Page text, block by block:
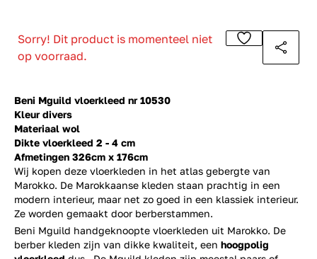
Beni Mguild vloerkleed nr 10530
Kleur divers
Materiaal wol
Dikte vloerkleed 2 - 4 cm
Afmetingen 326cm x 176cm
Wij kopen deze vloerkleden in het atlas gebergte van
Marokko. De Marokkaanse kleden staan prachtig in een
modern interieur, maar net zo goed in een klassiek interieur.
Ze worden gemaakt door berberstammen.
Sorry! Dit product is momenteel niet
op voorraad.
Beni Mguild handgeknoopte vloerkleden uit Marokko. De
berber kleden zijn van dikke kwaliteit, een hoogpolig